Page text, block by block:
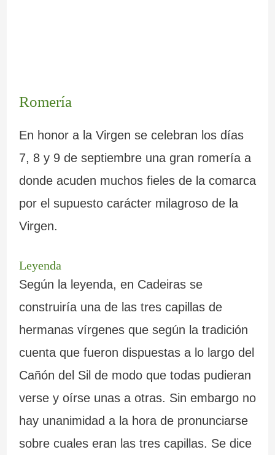
Romería
En honor a la Virgen se celebran los días
7, 8 y 9 de septiembre una gran romería a
donde acuden muchos fieles de la comarca
por el supuesto carácter milagroso de la
Virgen.
Leyenda
Según la leyenda, en Cadeiras se
construiría una de las tres capillas de
hermanas vírgenes que según la tradición
cuenta que fueron dispuestas a lo largo del
Cañón del Sil de modo que todas pudieran
verse y oírse unas a otras. Sin embargo no
hay unanimidad a la hora de pronunciarse
sobre cuales eran las tres capillas. Se dice